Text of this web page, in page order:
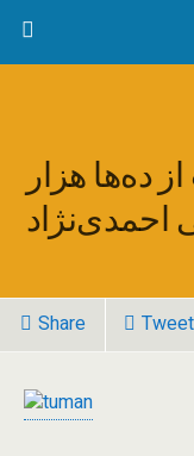
ده‌ها هزار
احمدی‌نژاد
Share Tweet